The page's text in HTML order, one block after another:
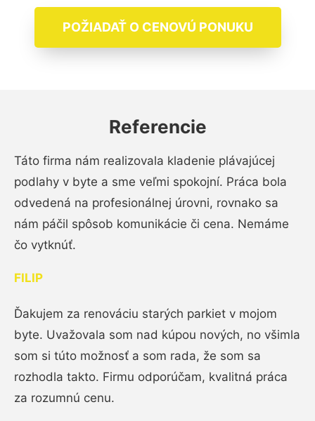
POŽIADAŤ O CENOVÚ PONUKU
Referencie
Táto firma nám realizovala kladenie plávajúcej
podlahy v byte a sme veľmi spokojní. Práca bola
odvedená na profesionálnej úrovni, rovnako sa
nám páčil spôsob komunikácie či cena. Nemáme
čo vytknúť.
FILIP
Ďakujem za renováciu starých parkiet v mojom
byte. Uvažovala som nad kúpou nových, no všimla
som si túto možnosť a som rada, že som sa
rozhodla takto. Firmu odporúčam, kvalitná práca
za rozumnú cenu.